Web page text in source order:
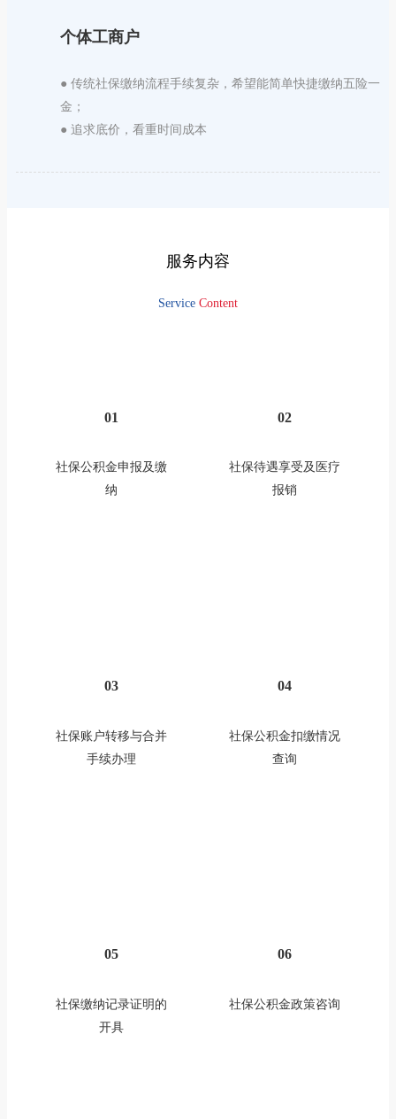
个体工商户
● 传统社保缴纳流程手续复杂，希望能简单快捷缴纳五险一
金；
● 追求底价，看重时间成本
服务内容
Service Content
01
社保公积金申报及缴
纳
02
社保待遇享受及医疗
报销
03
社保账户转移与合并
手续办理
04
社保公积金扣缴情况
查询
05
社保缴纳记录证明的
开具
06
社保公积金政策咨询